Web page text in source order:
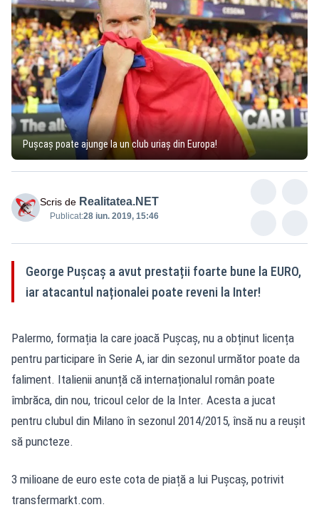
Pușcaș poate ajunge la un club uriaș din Europa!
Scris de Realitatea.NET
Publicat:28 iun. 2019, 15:46
George Pușcaș a avut prestații foarte bune la EURO,
iar atacantul naționalei poate reveni la Inter!
Palermo, formația la care joacă Pușcaș, nu a obținut licența
pentru participare în Serie A, iar din sezonul următor poate da
faliment. Italienii anunță că internaționalul român poate
îmbrăca, din nou, tricoul celor de la Inter. Acesta a jucat
pentru clubul din Milano în sezonul 2014/2015, însă nu a reușit
să puncteze.
3 milioane de euro este cota de piață a lui Pușcaș, potrivit
transfermarkt.com.